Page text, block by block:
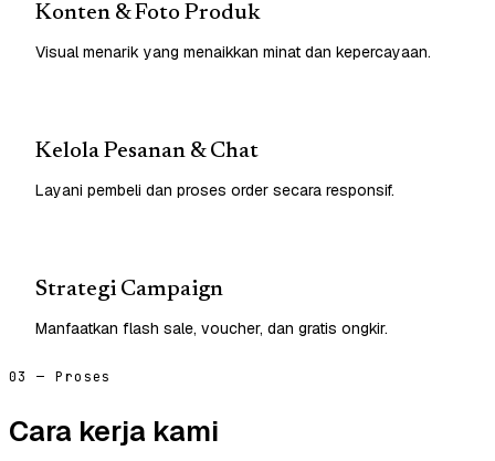
Konten & Foto Produk
Visual menarik yang menaikkan minat dan kepercayaan.
Kelola Pesanan & Chat
Layani pembeli dan proses order secara responsif.
Strategi Campaign
Manfaatkan flash sale, voucher, dan gratis ongkir.
03 — Proses
Cara kerja kami